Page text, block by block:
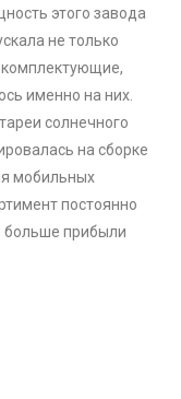
этого завода
не только
комплектующие,
именно на них.
солнечного
на сборке
мобильных
постоянно
больше прибыли